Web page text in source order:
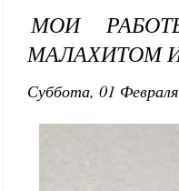
МОИ
МАЛАХИТОМ
Суббота, 01